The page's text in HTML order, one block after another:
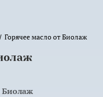
/ Горячее масло от Биолаж
Биолаж